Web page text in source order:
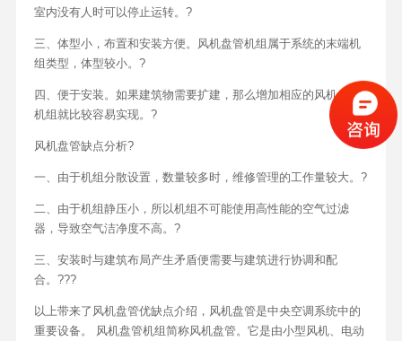
室内没有人时可以停止运转。?
三、体型小，布置和安装方便。风机盘管机组属于系统的末端机
组类型，体型较小。?
四、便于安装。如果建筑物需要扩建，那么增加相应的风机盘管
机组就比较容易实现。?
风机盘管缺点分析?
一、由于机组分散设置，数量较多时，维修管理的工作量较大。?
二、由于机组静压小，所以机组不可能使用高性能的空气过滤
器，导致空气洁净度不高。?
三、安装时与建筑布局产生矛盾便需要与建筑进行协调和配
合。???
以上带来了风机盘管优缺点介绍，风机盘管是中央空调系统中的
重要设备。 风机盘管机组简称风机盘管。它是由小型风机、电动